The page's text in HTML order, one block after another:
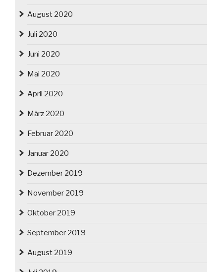
August 2020
Juli 2020
Juni 2020
Mai 2020
April 2020
März 2020
Februar 2020
Januar 2020
Dezember 2019
November 2019
Oktober 2019
September 2019
August 2019